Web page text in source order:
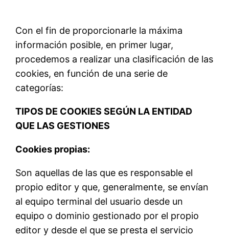
Con el fin de proporcionarle la máxima
información posible, en primer lugar,
procedemos a realizar una clasificación de las
cookies, en función de una serie de
categorías:
TIPOS DE COOKIES SEGÚN LA ENTIDAD
QUE LAS GESTIONES
Cookies propias:
Son aquellas de las que es responsable el
propio editor y que, generalmente, se envían
al equipo terminal del usuario desde un
equipo o dominio gestionado por el propio
editor y desde el que se presta el servicio